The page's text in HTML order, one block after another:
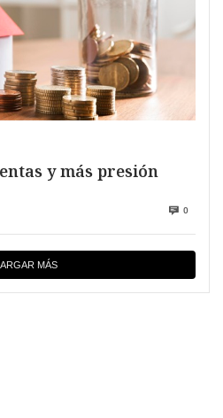
y más presión
0
MÁS